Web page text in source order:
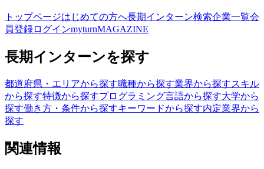
トップページはじめての方へ長期インターン検索企業一覧会
員登録ログインmyturnMAGAZINE
長期インターンを探す
都道府県・エリアから探す職種から探す業界から探すスキル
から探す特徴から探すプログラミング言語から探す大学から
探す働き方・条件から探すキーワードから探す内定業界から
探す
関連情報